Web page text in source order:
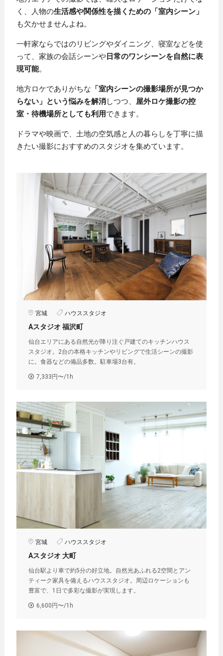
く、人物の生活感や関係性を描くための「室内シーン」
も欠かせませんよね。
一軒家ならではのリビングやダイニング、寝室などを使
って、家族の会話シーンや日常のワンシーンを自然に表
現可能。
地方ロケでありがちな 「室内シーンの撮影場所が見つか
らない」という悩みを解消しつつ、 屋外ロケ撮影の控
室・待機場所としても利用できます。
ドラマや映画で、土地の空気感と人の暮らしを丁寧に描
きたい撮影におすすめのスタジオを集めています。
宮城 ハウススタジオ
Aスタジオ 福沢町
仙台エリアにある自然光が降り注ぐ戸建てのキッチンハウス
スタジオ。2台の本格キッチンやリビングで生活シーンの撮影
に。食器などの備品多数。駐車場3台有。
7,333円〜/1h
宮城 ハウススタジオ
Aスタジオ 大町
仙台駅より車で約5分の好立地。自然光あふれる2空間とアン
ティーク家具を備えるハウススタジオ。周辺ロケーションも
豊富で、1日で多彩な撮影が実現します。
6,600円〜/1h